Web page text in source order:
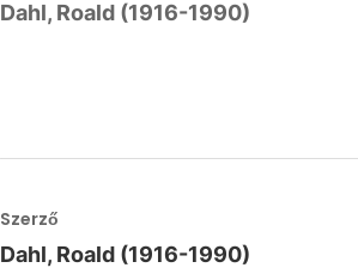
Dahl, Roald (1916-1990)
Szerző
Dahl, Roald (1916-1990)